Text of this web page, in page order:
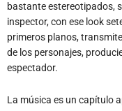
bastante estereotipados,
inspector, con ese look
primeros planos,
de los personajes,
espectador.
La música es un capítulo